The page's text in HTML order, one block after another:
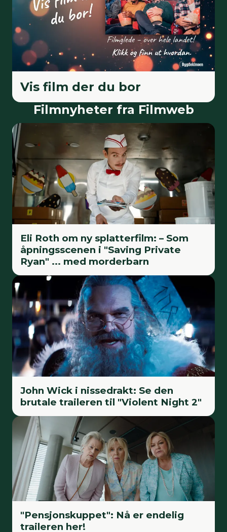
Vis film der du bor
Filmnyheter fra Filmweb
Eli Roth om ny splatterfilm: – Som
åpningsscenen i "Saving Private
Ryan" ... med morderbarn
John Wick i nissedrakt: Se den
brutale traileren til "Violent Night 2"
"Pensjonskuppet": Nå er endelig
traileren her!